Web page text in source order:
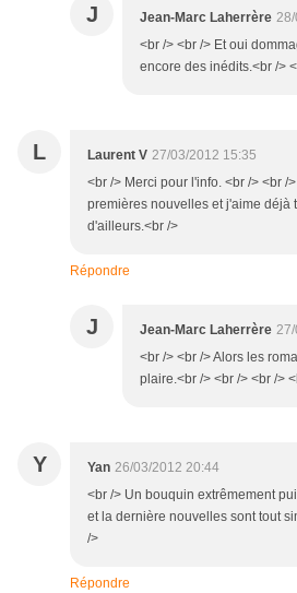
J Jean-Marc Laherrère
<br /> <br /> Et oui
encore des inédits.<br />
L Laurent V 27/03/2012 15:35
<br /> Merci pour l'info. <br /> <br /
premières nouvelles et j'aime déjà
d'ailleurs.<br />
Répondre
J Jean-Marc Laherrère
<br /> <br /> Alors les
plaire.<br /> <br /> <br />
Y Yan 26/03/2012 20:44
<br /> Un bouquin extrêmement
et la dernière nouvelles sont tout
/>
Répondre